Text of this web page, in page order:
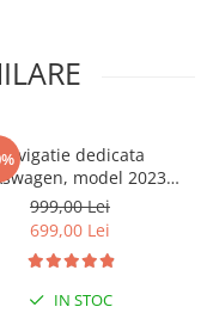
dedicata
model 2023,
RAM 64GB ROM,
Android 14,
QLED 7", DSP,
Auto,
Suport camere AHD
999,00 Lei
699,00 Lei
IN STOC